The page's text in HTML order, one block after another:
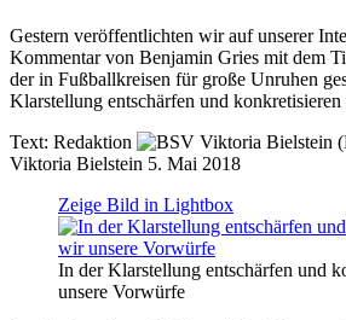
Gestern veröffentlichten wir auf unserer
Kommentar von Benjamin Gries mit dem
der in Fußballkreisen für große Unruhen
Klarstellung entschärfen und
Text: Redaktion
Viktoria Bielstein 5. Mai 2018
Zeige Bild in Lightbox
In der Klarstellung entschärfen und
unsere Vorwürfe